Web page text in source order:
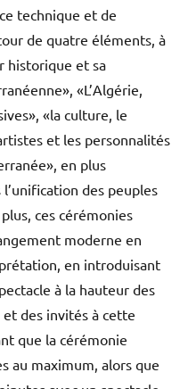
technique et de
de quatre éléments, à
historique et sa
«L’Algérie,
«la culture, le
et les personnalités
en plus
des peuples
ces cérémonies
moderne en
en introduisant
à la hauteur des
des invités à cette
que la cérémonie
au maximum, alors que